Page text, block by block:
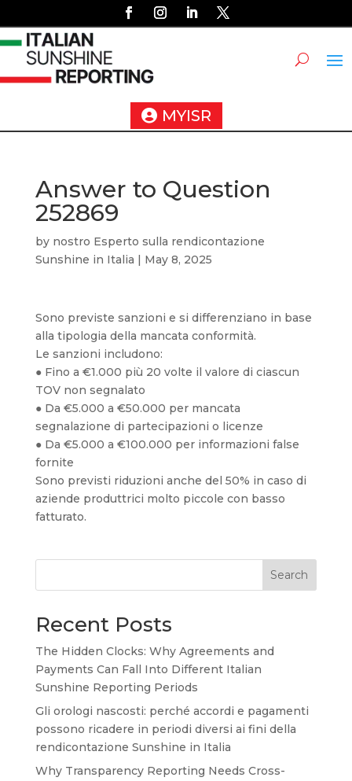
MYISR
Answer to Question
252869
by nostro Esperto sulla rendicontazione
Sunshine in Italia | May 8, 2025
Sono previste sanzioni e si differenziano in base
alla tipologia della mancata conformità.
Le sanzioni includono:
● Fino a €1.000 più 20 volte il valore di ciascun
TOV non segnalato
● Da €5.000 a €50.000 per mancata
segnalazione di partecipazioni o licenze
● Da €5.000 a €100.000 per informazioni false
fornite
Sono previsti riduzioni anche del 50% in caso di
aziende produttrici molto piccole con basso
fatturato.
Search
Recent Posts
The Hidden Clocks: Why Agreements and
Payments Can Fall Into Different Italian
Sunshine Reporting Periods
Gli orologi nascosti: perché accordi e pagamenti
possono ricadere in periodi diversi ai fini della
rendicontazione Sunshine in Italia
Why Transparency Reporting Needs Cross-